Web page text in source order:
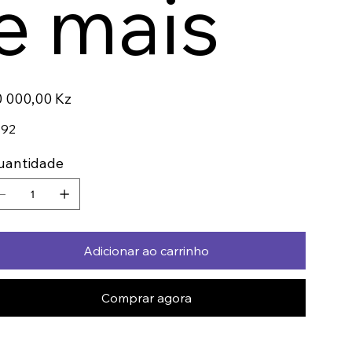
mais
000,00 Kz
Adicionar ao carrinho
Comprar agora